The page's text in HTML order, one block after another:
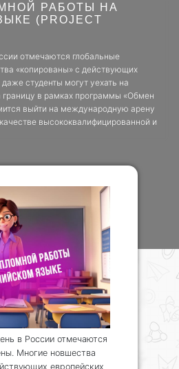
РАБОТЫ НА
(PROJECT
отмечаются глобальные
«копированы» с действующих
студенты могут уехать на
границу в рамках программы «Обмен
выйти на международную арену
высококвалифицированной и
в России отмечаются
Многие новшества
европейских